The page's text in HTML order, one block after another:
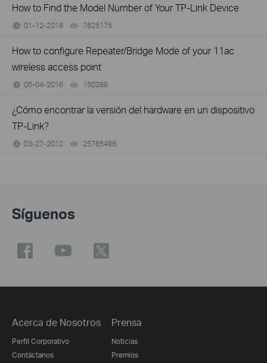
How to Find the Model Number of Your TP-Link Device
01-12-2018 7625175
How to configure Repeater/Bridge Mode of your 11ac
wireless access point
05-04-2016 150288
¿Cómo encontrar la versión del hardware en un dispositivo
TP-Link?
03-27-2012 25765498
Síguenos
Acerca de Nosotros
Perfil Corporativo
Contáctanos
Prensa
Noticias
Premios